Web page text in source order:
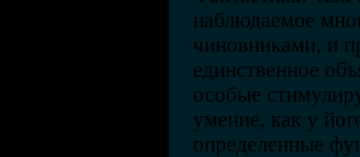
наблюдаемое
чиновниками, и
единственное
особые
умение, как у
определенные